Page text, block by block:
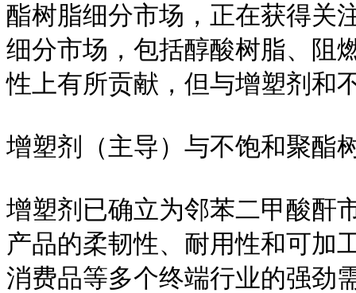
酯树脂细分市场，正在获得关
细分市场，包括醇酸树脂、阻
性上有所贡献，但与增塑剂和
增塑剂（主导）与不饱和聚酯
增塑剂已确立为邻苯二甲酸酐
产品的柔韧性、耐用性和可加
消费品等多个终端行业的强劲